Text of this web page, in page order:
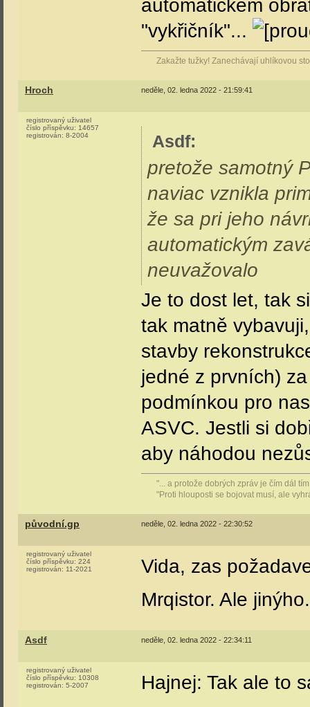
automatickém
"vykřičník"...
Zakažte tužky! Zanechávají uhlíkovou
Hroch neděle, 02. ledna 2022 - 21:59:41
registrovaný uživatel
číslo příspěvku: 14657
registrován: 8-2004 Asdf:
pretože samotný
naviac vznikla
že sa pri jeho
automatickým
neuvažovalo
Je to dost let, tak
tak matně
stavby
jedné z prvních)
podmínkou pro
ASVC. Jestli si
aby náhodou
"... a protože dobrých zpráv je čím dál
"Proti hlouposti se bojovat musí, ale
původní.gp neděle, 02. ledna 2022 - 22:30:52
registrovaný uživatel
číslo příspěvku: 224
registrován: 11-2021
Vida, zas
Mrqistor. Ale jinýho.
Asdf neděle, 02. ledna 2022 - 22:34:11
registrovaný uživatel
číslo příspěvku: 10308
registrován: 5-2007 Hajnej: Tak ale to